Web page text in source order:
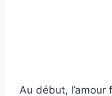
Au début, l’amour